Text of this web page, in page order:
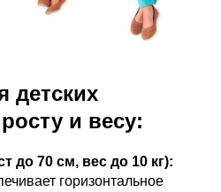
детских
и весу:
до 70 см, вес до 10 кг):
горизонтальное